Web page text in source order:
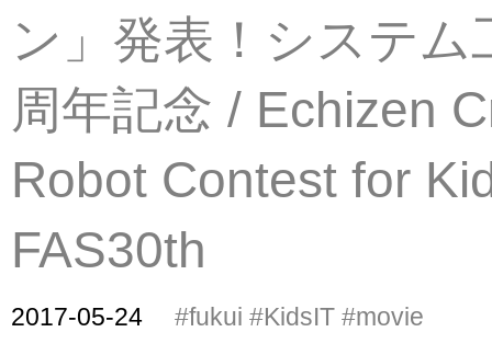
ン」発表！システム
周年記念 / Echizen
Robot Contest for
FAS30th
2017-05-24 #fukui #KidsIT #movie